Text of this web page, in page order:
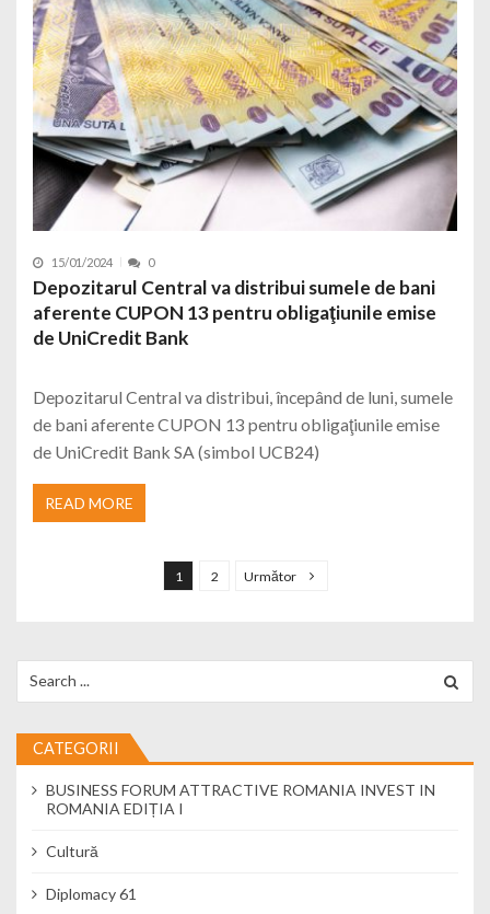
15/01/2024 0
Depozitarul Central va distribui sumele de bani
aferente CUPON 13 pentru obligaţiunile emise
de UniCredit Bank
Depozitarul Central va distribui, începând de luni, sumele
de bani aferente CUPON 13 pentru obligaţiunile emise
de UniCredit Bank SA (simbol UCB24)
READ MORE
1 2 Următor
CATEGORII
BUSINESS FORUM ATTRACTIVE ROMANIA INVEST IN
ROMANIA EDIȚIA I
Cultură
Diplomacy 61